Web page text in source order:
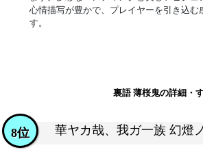
心情描写が豊かで、プレイヤーを引き込む
す。
裏語 薄桜鬼の詳細・
華ヤカ哉、我ガ一族 幻燈
8位